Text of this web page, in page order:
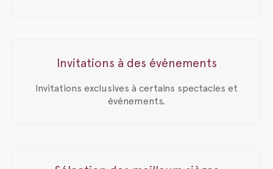
Invitations à des événements
Invitations exclusives à certains spectacles et
événements.